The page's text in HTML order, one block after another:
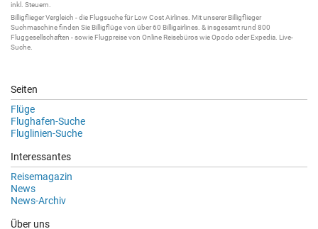
inkl. Steuern.
BilligfliegerVergleich - die Flugsuchefür Low Cost Airlines. Mit unsererBilligflieger
Suchmaschinefinden Sie Billigflügevon über 60 Billigairlines . & insgesamt rund 800
Fluggesellschaften - sowie Flugpreise von Online Reisebüros wie Opodo oder Expedia. Live-
Suche
Seiten
Flüge
Flughafen-Suche
Fluglinien-Suche
Interessantes
Reisemagazin
News
News-Archiv
Über uns